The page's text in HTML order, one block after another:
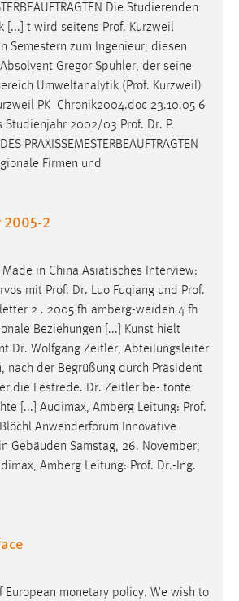
Die Studierenden
[...] t wird seitens Prof. Kurzweil
Semestern zum Ingenieur, diesen
Gregor Spuhler, der seine
Umweltanalytik (Prof. Kurzweil)
PK_Chronik2004.doc 23.10.05 6
Studienjahr 2002/03 Prof. Dr. P.
PRAXISSEMESTERBEAUFTRAGTEN
Firmen und
2005-2
in China Asiatisches Interview:
mit Prof. Dr. Luo Fuqiang und Prof.
2 . 2005 fh amberg-weiden 4 fh
Beziehungen [...] Kunst hielt
Dr. Wolfgang Zeitler, Abteilungsleiter
nach der Begrüßung durch Präsident
die Festrede. Dr. Zeitler be- tonte
[...] Audimax, Amberg Leitung: Prof.
Anwenderforum Innovative
Gebäuden Samstag, 26. November,
Amberg Leitung: Prof. Dr.-Ing.
European monetary policy. We wish to